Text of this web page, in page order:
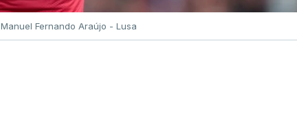
Manuel Fernando Araújo - Lusa